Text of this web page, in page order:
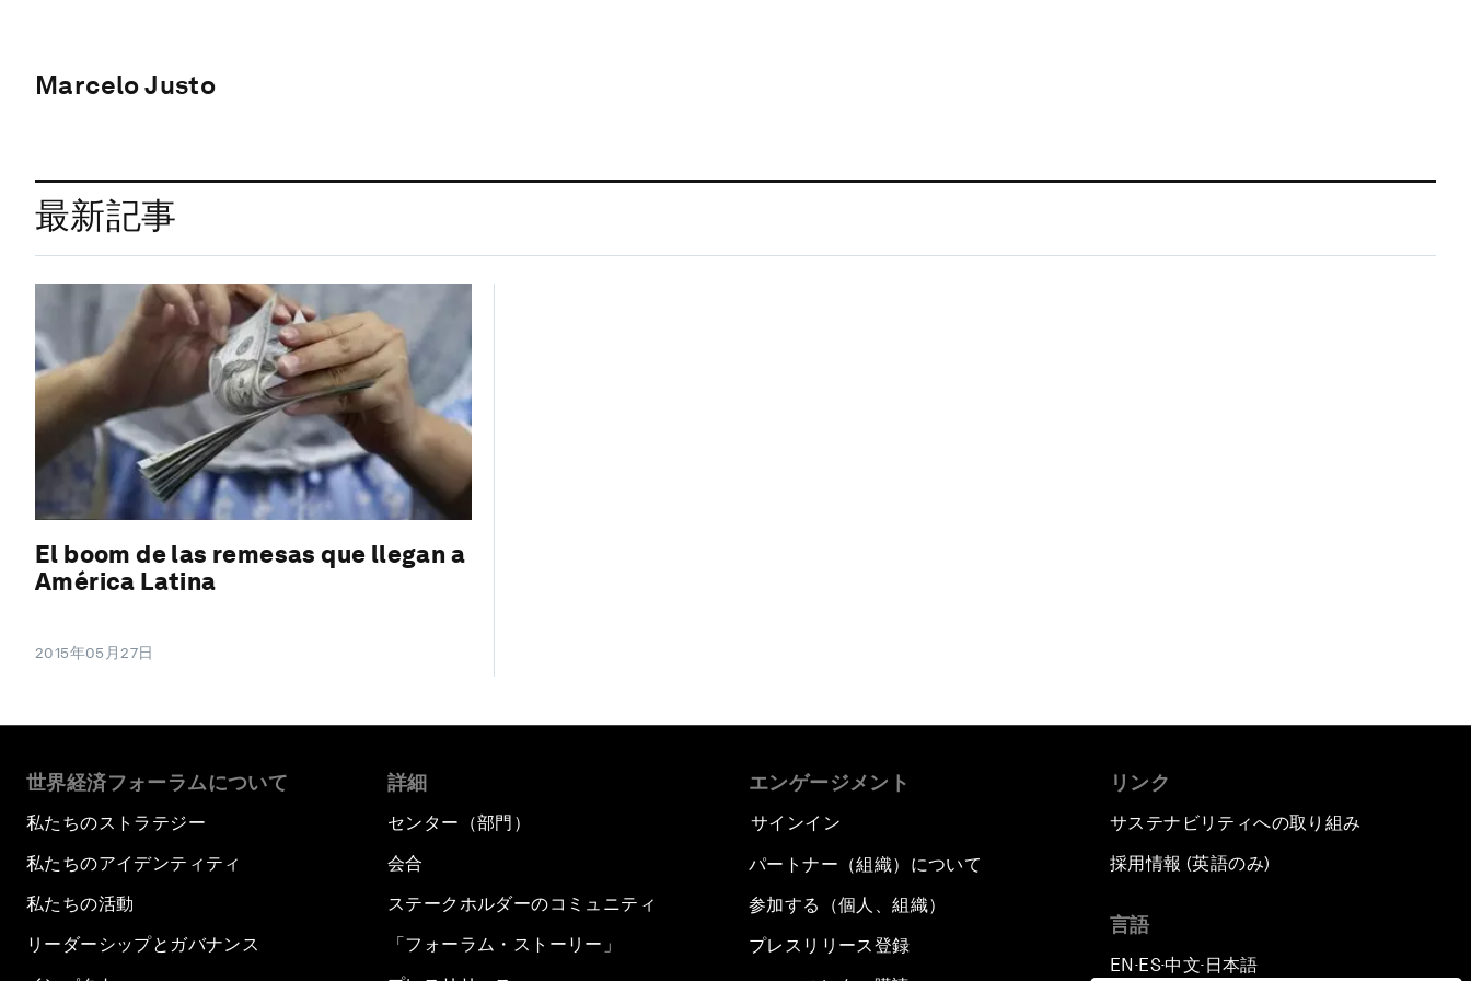
Marcelo Justo
最新記事
El boom de las remesas que llegan a
América Latina
2015年05月27日
世界経済フォーラムについて
私たちのストラテジー
私たちのアイデンティティ
私たちの活動
リーダーシップとガバナンス
詳細
センター（部門）
会合
ステークホルダーのコミュニティ
「フォーラム・ストーリー」
エンゲージメント
サインイン
パートナー（組織）について
参加する（個人、組織）
プレスリリース登録
リンク
サステナビリティへの取り組み
採用情報 (英語のみ)
言語
EN ▪ES▪中文▪ 日本語